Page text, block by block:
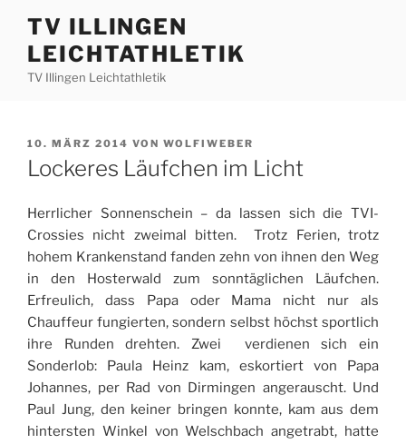
Inhalt
springen
TV ILLINGEN
LEICHTATHLETIK
TV Illingen Leichtathletik
VERÖFFENTLICHT
AM
10. MÄRZ 2014 VON WOLFIWEBER
Lockeres Läufchen im Licht
Herrlicher Sonnenschein – da lassen sich die TVI-
Crossies nicht zweimal bitten. Trotz Ferien, trotz
hohem Krankenstand fanden zehn von ihnen den Weg
in den Hosterwald zum sonntäglichen Läufchen.
Erfreulich, dass Papa oder Mama nicht nur als
Chauffeur fungierten, sondern selbst höchst sportlich
ihre Runden drehten. Zwei verdienen sich ein
Sonderlob: Paula Heinz kam, eskortiert von Papa
Johannes, per Rad von Dirmingen angerauscht. Und
Paul Jung, den keiner bringen konnte, kam aus dem
hintersten Winkel von Welschbach angetrabt, hatte